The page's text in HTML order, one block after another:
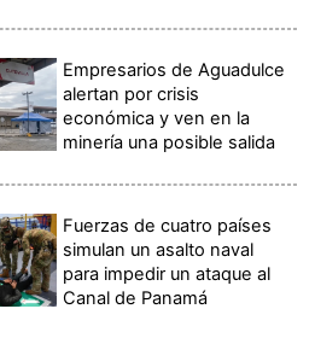
Empresarios de Aguadulce
alertan por crisis
económica y ven en la
minería una posible salida
Fuerzas de cuatro países
simulan un asalto naval
para impedir un ataque al
Canal de Panamá